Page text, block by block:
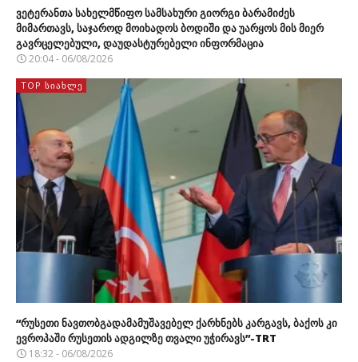
ვეტერანთა სახელმწიფო სამსახური გიორგი ბარამიძეს
მიმართავს, საჯაროდ მოიხადოს ბოდიში და უარყოს მის მიერ
გავრცელებული, დაუდასტურებელი ინფორმაცია
20:04 - 06/08/2026
TOP ᲡᲘᲐᲮᲚᲔ
“რუსეთი ნავთობგადამამუშავებელ ქარხნებს კარგავს, ბაქოს კი
ევროპაში რუსეთის ადგილზე თვალი უჭირავს”-TRT
18:32 - 06/08/2026